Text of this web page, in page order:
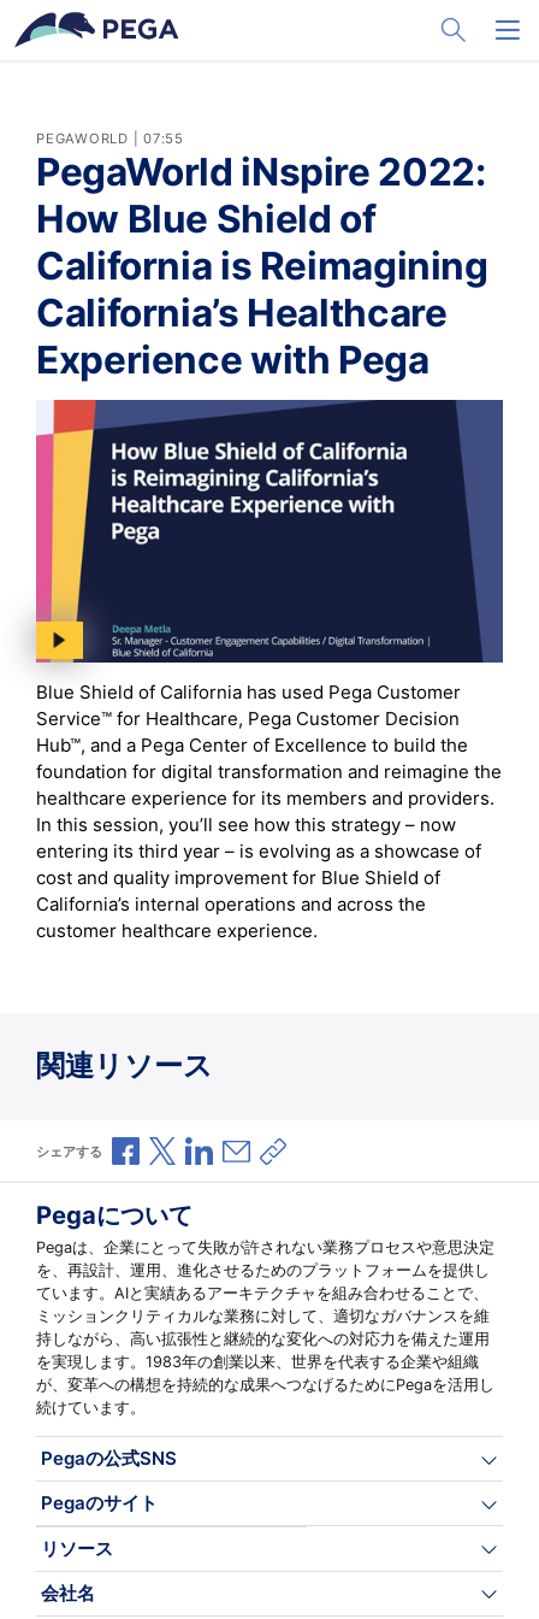
メインコンテンツに飛ぶ
Toggle
PEGAWORLD | 07:55
PegaWorld iNspire 2022:
How Blue Shield of
California is Reimagining
California’s Healthcare
Experience with Pega
Blue Shield of California has used Pega Customer
Service™ for Healthcare, Pega Customer Decision
Hub™, and a Pega Center of Excellence to build the
foundation for digital transformation and reimagine the
healthcare experience for its members and providers.
In this session, you’ll see how this strategy – now
entering its third year – is evolving as a showcase of
cost and quality improvement for Blue Shield of
California’s internal operations and across the
customer healthcare experience.
関連リソース
シェアする Facebookで共有
Xで共有LinkedInで共有
メールで共有
共有リンクをコピー
Pegaについて
Pegaは、企業にとって失敗が許されない業務プロセスや意思決定
を、再設計、運用、進化させるためのプラットフォームを提供し
ています。AIと実績あるアーキテクチャを組み合わせることで、
ミッションクリティカルな業務に対して、適切なガバナンスを維
持しながら、高い拡張性と継続的な変化への対応力を備えた運用
を実現します。1983年の創業以来、世界を代表する企業や組織
が、変革への構想を持続的な成果へつなげるためにPegaを活用し
続けています。
Pegaの公式SNS
Pegaのサイト
リソース
会社名